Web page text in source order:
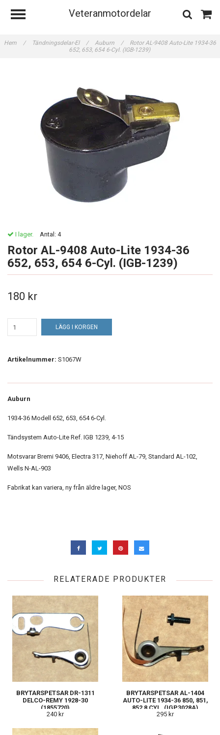
Veteranmotordelar
Hem / Tändningsdelar-El / Auburn /
Rotor AL-9408 Auto-Lite 1934-36
652, 653, 654 6-Cyl. (IGB-1239)
I lager. Antal: 4
Rotor AL-9408 Auto-Lite 1934-36
652, 653, 654 6-Cyl. (IGB-1239)
180 kr
LÄGG I KORGEN
Artikelnummer: S1067W
Auburn
1934-36 Modell 652, 653, 654 6-Cyl.
Tändsystem Auto-Lite Ref. IGB 1239, 4-15
Motsvarar Bremi 9406, Electra 317, Niehoff AL-79, Standard AL-102,
Wells N-AL-903
Fabrikat kan variera, ny från äldre lager, NOS
RELATERADE PRODUKTER
BRYTARSPETSAR DR-1311
DELCO-REMY 1928-30
(1855720)
240 kr
BRYTARSPETSAR AL-1404
AUTO-LITE 1934-36 850, 851,
852 8 CYL. (IGP3028A)
295 kr